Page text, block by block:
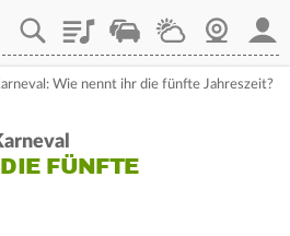
PlaylistStaupilotWetterWebcam
Wie nennt ihr die fünfte Jahreszeit?
FÜNFTE